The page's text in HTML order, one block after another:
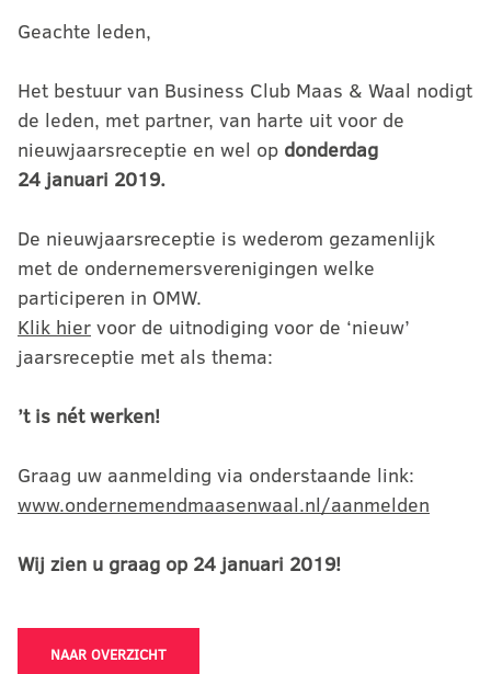
Geachte leden,
Het bestuur van Business Club Maas & Waal nodigt
de leden, met partner, van harte uit voor de
nieuwjaarsreceptie en wel op donderdag
24 januari 2019.
De nieuwjaarsreceptie is wederom gezamenlijk
met de ondernemersverenigingen welke
participeren in OMW.
Klik hier voor de uitnodiging voor de ‘nieuw’
jaarsreceptie met als thema:
’t is nét werken!
Graag uw aanmelding via onderstaande link:
www.ondernemendmaasenwaal.nl/aanmelden
Wij zien u graag op 24 januari 2019!
NAAR OVERZICHT